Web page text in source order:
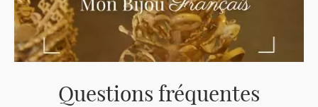
Questions fréquentes